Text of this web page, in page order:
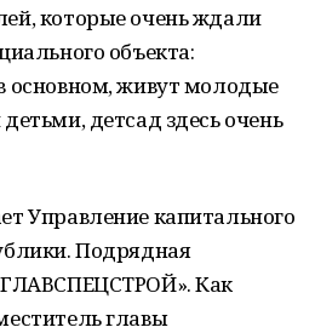
которые очень ждали
объекта:
основном, живут молодые
детсад здесь очень
Управление капитального
Подрядная
Как
главы